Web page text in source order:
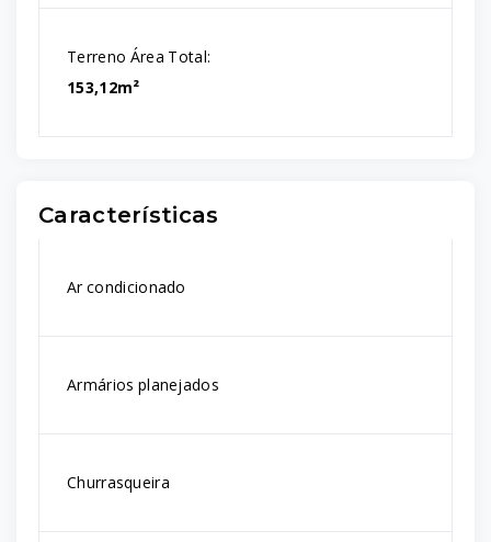
Terreno Área Total:
153,12m²
Características
Ar condicionado
Armários planejados
Churrasqueira